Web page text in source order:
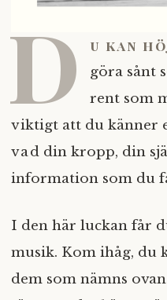
D u kan
göra sånt
rent som
viktigt att du känner
vad din kropp, din
information som du
I den här luckan får
musik. Kom ihåg, du
dem som nämns